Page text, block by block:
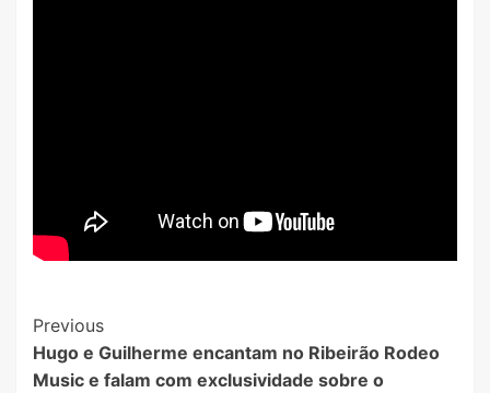
Post
Navigation
Previous
Hugo e Guilherme encantam no Ribeirão Rodeo
Music e falam com exclusividade sobre o